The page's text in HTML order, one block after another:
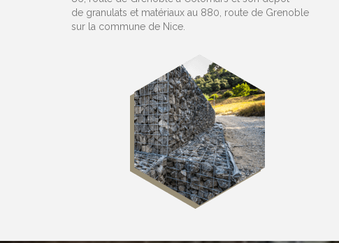
de granulats et matériaux au 880, route de Grenoble
sur la commune de Nice.